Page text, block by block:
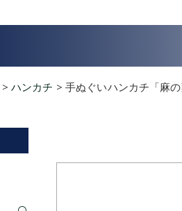
> ハンカチ > 手ぬぐいハンカチ「麻の